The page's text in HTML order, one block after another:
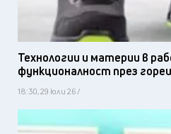
Технологии и материи в
функционалност през
18:30, 29 юли 26 /